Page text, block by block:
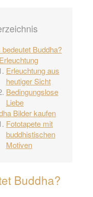
bedeutet Buddha?
Erleuchtung aus
heutiger Sicht
Bedingungslose
Liebe
Bilder kaufen
Fototapete mit
buddhistischen
Motiven
Buddha?